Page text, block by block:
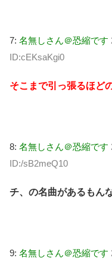
7: 名無しさん＠恐縮です
ID:cEKsaKgi0
そこまで引っ張るほど
8: 名無しさん＠恐縮です
ID:/sB2meQ10
チ、の名曲があるもん
9: 名無しさん＠恐縮です